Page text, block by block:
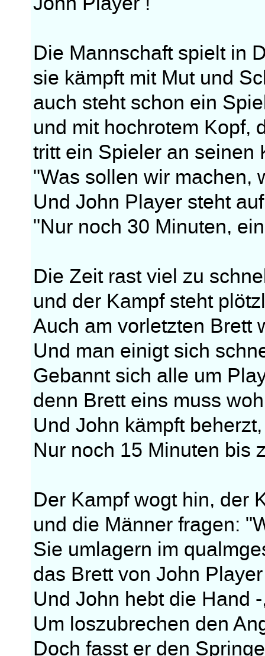
Die Mannschaft spielt in
sie kämpft mit Mut und
auch steht schon ein
und mit hochrotem Kopf,
tritt ein Spieler an seinen
"Was sollen wir machen,
Und John Player steht
"Nur noch 30 Minuten,
Die Zeit rast viel zu
und der Kampf steht
Auch am vorletzten Brett
Und man einigt sich
Gebannt sich alle um
denn Brett eins muss
Und John kämpft
Nur noch 15 Minuten bis
Der Kampf wogt hin, der
und die Männer fragen:
Sie umlagern im
das Brett von John
Und John hebt die Hand
Um loszubrechen den
Doch fasst er den